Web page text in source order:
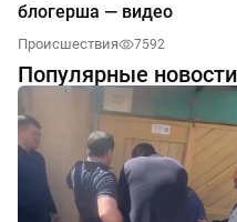
блогерша — видео
Происшествия 7592
Популярные новости